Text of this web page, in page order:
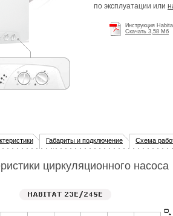
по эксплуатации или
Инструкция
Скачать 3,58 Мб
Габариты и подключение Схема
циркуляционного насоса